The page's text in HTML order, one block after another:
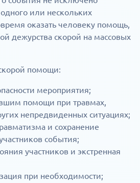
или нескольких
оказать человеку помощь,
дежурства скорой на массовых
помощи:
мероприятия;
помощи при травмах,
непредвиденных ситуациях;
и сохранение
события;
участников и экстренная
при необходимости;